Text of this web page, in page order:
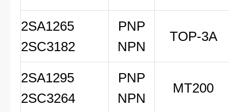
2SA1265
2SC3182
PNP
NPN
TOP-3A
2SA1295
2SC3264
PNP
NPN
MT200